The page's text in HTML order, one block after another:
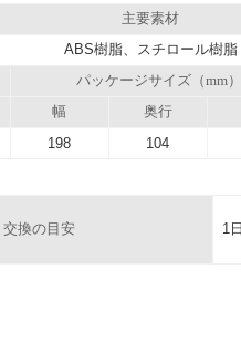
主要素材
ABS樹脂、スチロール樹脂
パッケージサイズ（mm）
幅 奥行
198 104
交換の目安 1